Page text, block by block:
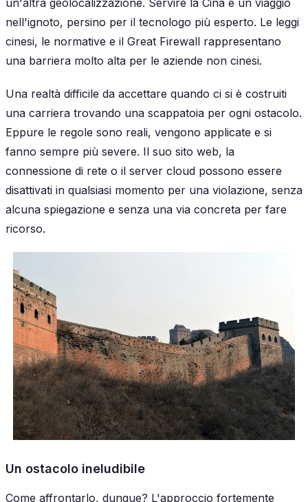
nell'ignoto, persino per il tecnologo più esperto. Le leggi
cinesi, le normative e il Great Firewall rappresentano
una barriera molto alta per le aziende non cinesi.
Una realtà difficile da accettare quando ci si è costruiti
una carriera trovando una scappatoia per ogni ostacolo.
Eppure le regole sono reali, vengono applicate e si
fanno sempre più severe. Il suo sito web, la
connessione di rete o il server cloud possono essere
disattivati in qualsiasi momento per una violazione, senza
alcuna spiegazione e senza una via concreta per fare
ricorso.
Un ostacolo ineludibile
Come affrontarlo, dunque? L'approccio fortemente